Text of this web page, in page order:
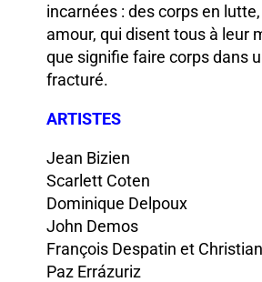
incarnées : des corps en
amour, qui disent tous à leur
que signifie faire corps dans
fracturé.
ARTISTES
Jean Bizien
Scarlett Coten
Dominique Delpoux
John Demos
François Despatin et
Paz Errázuriz